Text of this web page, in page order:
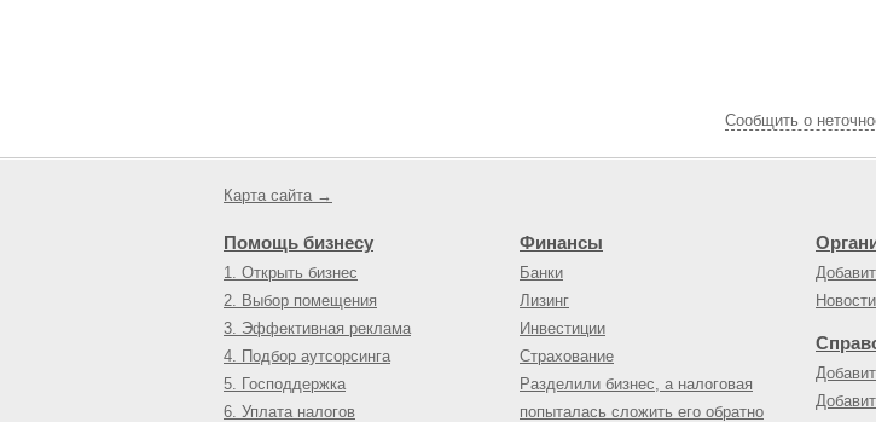
Cообщить о
Карта сайта →
Помощь бизнесу
1. Открыть бизнес
2. Выбор помещения
3. Эффективная реклама
4. Подбор аутсорсинга
5. Господдержка
6. Уплата налогов
Финансы
Банки
Лизинг
Инвестиции
Страхование
Разделили бизнес, а налоговая
попыталась сложить его обратно